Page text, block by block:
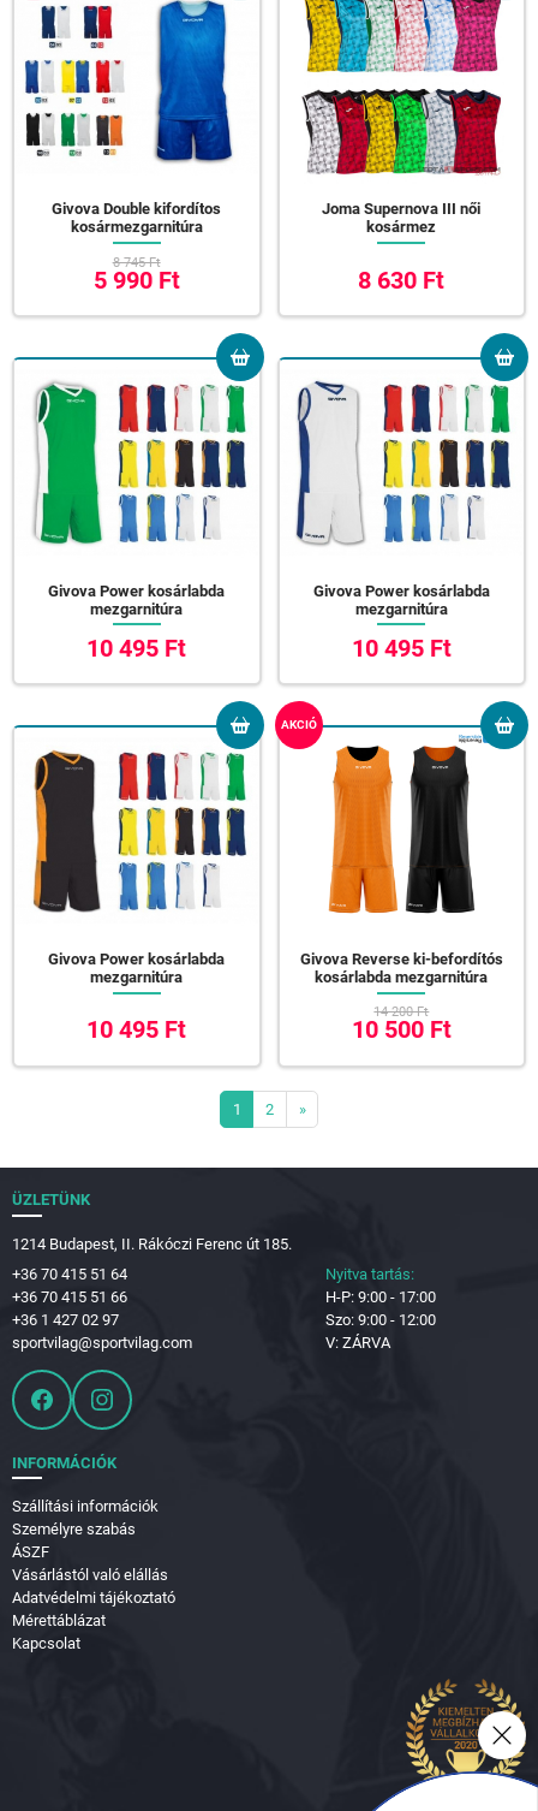
Givova Double kifordítos
kosármezgarnitúra
8 745 Ft
5 990 Ft
Joma Supernova III női
kosármez
8 630 Ft
Givova Power kosárlabda
mezgarnitúra
10 495 Ft
Givova Power kosárlabda
mezgarnitúra
10 495 Ft
Givova Power kosárlabda
mezgarnitúra
10 495 Ft
AKCIÓ
Givova Reverse ki-befordítós
kosárlabda mezgarnitúra
14 200 Ft
10 500 Ft
1 2 »
ÜZLETÜNK
1214 Budapest, II. Rákóczi Ferenc út 185.
+36 70 415 51 64
+36 70 415 51 66
+36 1 427 02 97
sportvilag@sportvilag.com
Nyitva tartás:
H-P: 9:00 - 17:00
Szo: 9:00 - 12:00
V: ZÁRVA
INFORMÁCIÓK
Szállítási információk
Személyre szabás
ÁSZF
Vásárlástól való elállás
Adatvédelmi tájékoztató
Mérettáblázat
Kapcsolat